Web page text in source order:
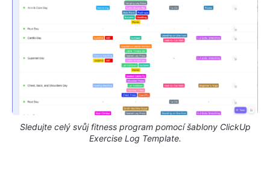
Sledujte celý svůj fitness program pomocí šablony ClickUp
Exercise Log Template.